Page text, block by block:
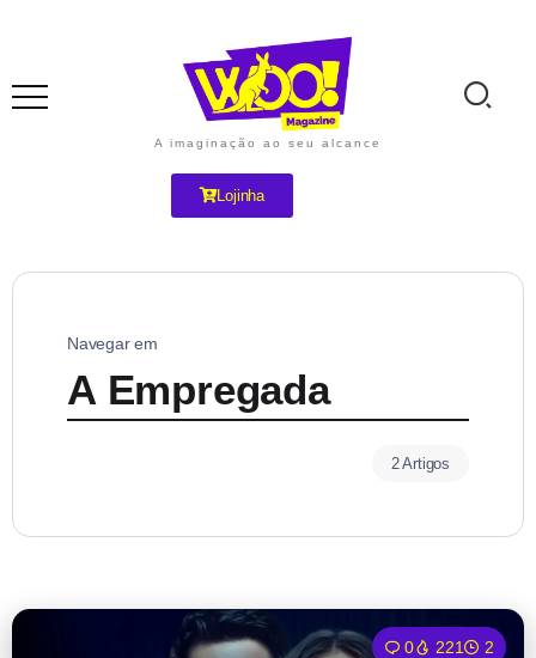
A imaginação ao seu alcance
Lojinha
Navegar em
A Empregada
2 Artigos
0 221 2